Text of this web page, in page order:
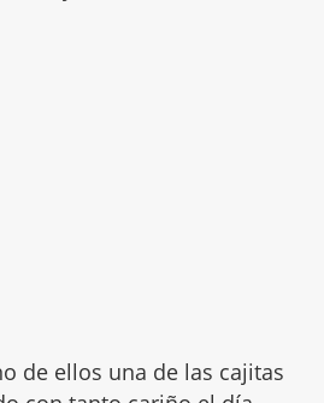
de ellos una de las cajitas